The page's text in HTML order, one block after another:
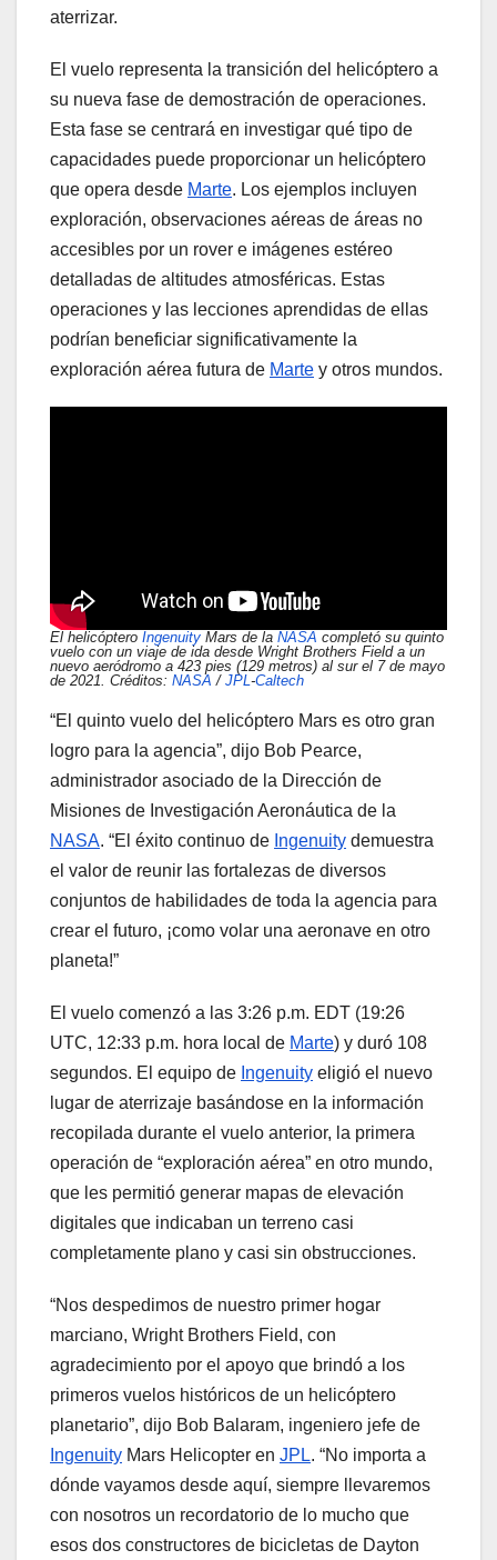
aterrizar.
El vuelo representa la transición del helicóptero a
su nueva fase de demostración de operaciones.
Esta fase se centrará en investigar qué tipo de
capacidades puede proporcionar un helicóptero
que opera desde Marte. Los ejemplos incluyen
exploración, observaciones aéreas de áreas no
accesibles por un rover e imágenes estéreo
detalladas de altitudes atmosféricas. Estas
operaciones y las lecciones aprendidas de ellas
podrían beneficiar significativamente la
exploración aérea futura de Marte y otros mundos.
El helicóptero Ingenuity Mars de la NASA completó su quinto
vuelo con un viaje de ida desde Wright Brothers Field a un
nuevo aeródromo a 423 pies (129 metros) al sur el 7 de mayo
de 2021. Créditos: NASA / JPL-Caltech
“El quinto vuelo del helicóptero Mars es otro gran
logro para la agencia”, dijo Bob Pearce,
administrador asociado de la Dirección de
Misiones de Investigación Aeronáutica de la
NASA. “El éxito continuo de Ingenuity demuestra
el valor de reunir las fortalezas de diversos
conjuntos de habilidades de toda la agencia para
crear el futuro, ¡como volar una aeronave en otro
planeta!”
El vuelo comenzó a las 3:26 p.m. EDT (19:26
UTC, 12:33 p.m. hora local de Marte) y duró 108
segundos. El equipo de Ingenuity eligió el nuevo
lugar de aterrizaje basándose en la información
recopilada durante el vuelo anterior, la primera
operación de “exploración aérea” en otro mundo,
que les permitió generar mapas de elevación
digitales que indicaban un terreno casi
completamente plano y casi sin obstrucciones.
“Nos despedimos de nuestro primer hogar
marciano, Wright Brothers Field, con
agradecimiento por el apoyo que brindó a los
primeros vuelos históricos de un helicóptero
planetario”, dijo Bob Balaram, ingeniero jefe de
Ingenuity Mars Helicopter en JPL. “No importa a
dónde vayamos desde aquí, siempre llevaremos
con nosotros un recordatorio de lo mucho que
esos dos constructores de bicicletas de Dayton